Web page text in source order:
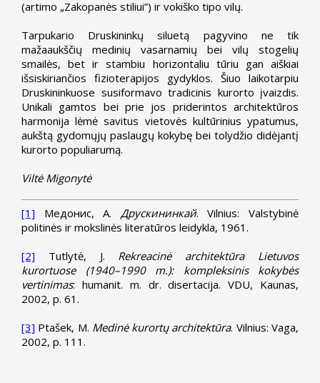
(artimo „Zakopanės stiliui”) ir vokiško tipo vilų.
Tarpukario Druskininkų siluetą pagyvino ne tik
mažaaukščių medinių vasarnamių bei vilų stogelių
smailės, bet ir stambiu horizontaliu tūriu gan aiškiai
išsiskiriančios fizioterapijos gydyklos. Šiuo laikotarpiu
Druskininkuose susiformavo tradicinis kurorto įvaizdis.
Unikali gamtos bei prie jos priderintos architektūros
harmonija lėmė savitus vietovės kultūrinius ypatumus,
aukštą gydomųjų paslaugų kokybę bei tolydžio didėjantį
kurorto populiarumą.
Viltė Migonytė
[1] Медонис, А. Друскининкай. Vilnius: Valstybinė
politinės ir mokslinės literatūros leidykla, 1961.
[2] Tutlytė, J. Rekreacinė architektūra Lietuvos
kurortuose (1940–1990 m.): kompleksinis kokybės
vertinimas: humanit. m. dr. disertacija. VDU, Kaunas,
2002, p. 61.
[3] Ptašek, M. Medinė kurortų architektūra. Vilnius: Vaga,
2002, p. 111.